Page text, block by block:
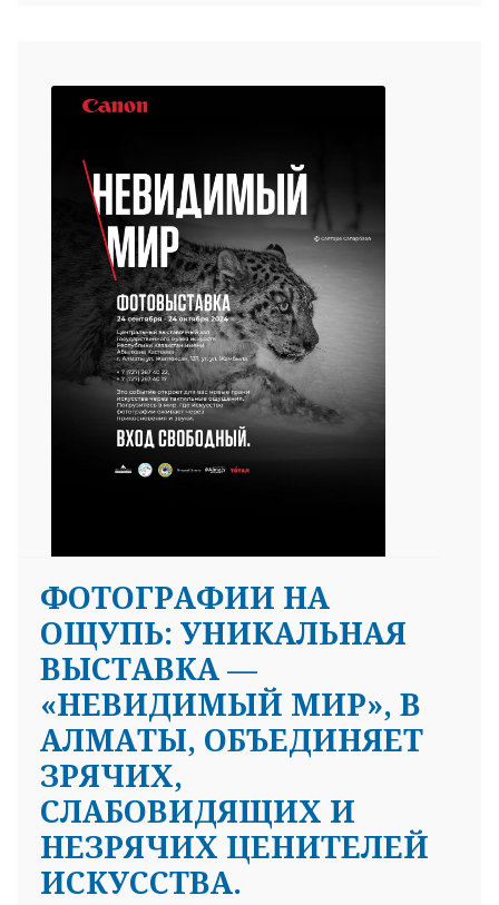
ФОТОГРАФИИ НА
ОЩУПЬ: УНИКАЛЬНАЯ
ВЫСТАВКА —
«НЕВИДИМЫЙ МИР», В
АЛМАТЫ, ОБЪЕДИНЯЕТ
ЗРЯЧИХ,
СЛАБОВИДЯЩИХ И
НЕЗРЯЧИХ ЦЕНИТЕЛЕЙ
ИСКУССТВА.